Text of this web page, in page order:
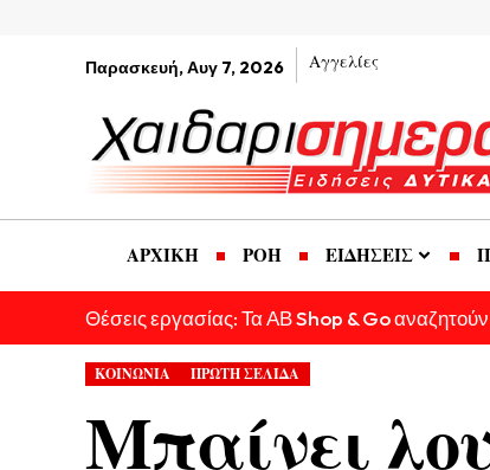
Παρασκευή, Αυγ 7, 2026 Αγγελίες
ΑΡΧΙΚΗ ΡΟΗ ΕΙΔΗΣΕΙΣ
Θέσεις εργασίας: Τα ΑΒ Shop & Go
ΚΟΙΝΩΝΙΑ ΠΡΩΤΗ ΣΕΛΙΔΑ
Μπαίνει